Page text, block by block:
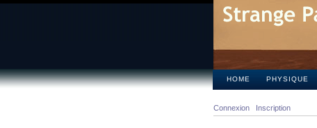
HOME PHYSIQUE
Connexion Inscription